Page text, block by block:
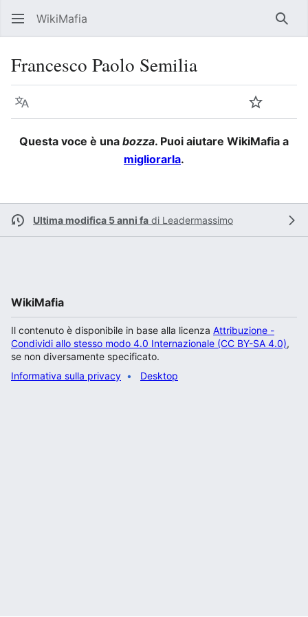
WikiMafia
Francesco Paolo Semilia
Lingua Segui
Questa voce è una bozza. Puoi aiutare WikiMafia a
migliorarla.
Ultima modifica 5 anni fa di Leadermassimo
WikiMafia
Il contenuto è disponibile in base alla licenza Attribuzione -
Condividi allo stesso modo 4.0 Internazionale (CC BY-SA 4.0),
se non diversamente specificato.
Informativa sulla privacy
Desktop